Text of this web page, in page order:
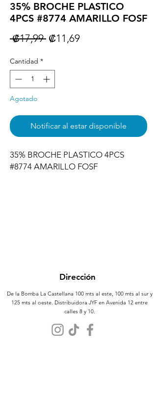
35% BROCHE PLASTICO
4PCS #8774 AMARILLO FOSF
₡17,99 Precio
₡11,69Precio
Cantidad *
Agotado
Notificar al estar disponible
35% BROCHE PLASTICO 4PCS
#8774 AMARILLO FOSF
Dirección
De la Bomba La Castellana 100 mts al este, 100 mts al sur y
125 mts al oeste. Distribuidora JYF en Avenida 12 entre
calles 8 y 10.